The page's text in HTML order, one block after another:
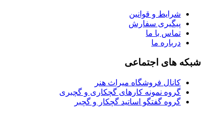
شرایط و قوانین
پیگیری سفارش
تماس با ما
درباره ما
شبکه های اجتماعی
کانال فروشگاه میراث هنر
گروه نمونه کارهای گچکاری و گچبری
گروه گفتگو اساتید گچکار و گچبر